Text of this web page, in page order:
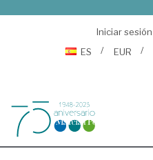
Iniciar sesión
ES
EUR